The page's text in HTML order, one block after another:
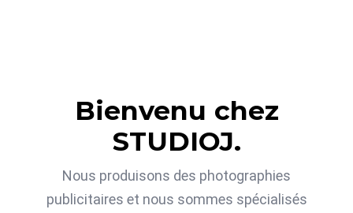
Bienvenu chez
STUDIOJ.
Nous produisons des photographies
publicitaires et nous sommes spécialisés